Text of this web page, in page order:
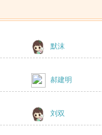
默沫
郝建明
刘双